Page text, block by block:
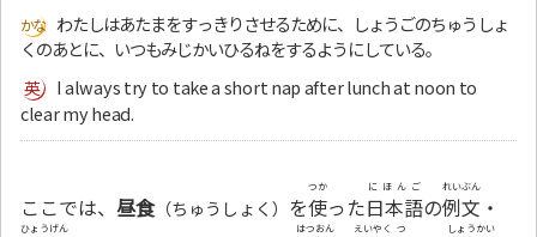
わたしはあたまをすっきりさせるために、しょうごのちゅうしょ
くのあとに、いつもみじかいひるねをするようにしている。
I always try to take a short nap after lunch at noon to
clear my head.
ここでは、 昼食（ちゅうしょく） を使
つか
った日本語
にほんご
の例文
れいぶん
・
ひょうげん はつおん えいやく つ しょうかい